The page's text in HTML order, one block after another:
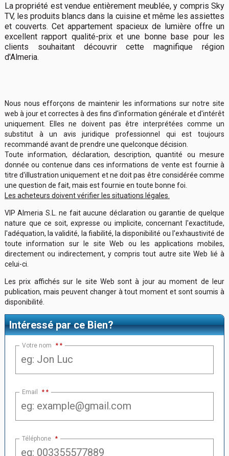
La propriété est vendue entièrement meublée, y compris Sky
TV, les produits blancs dans la cuisine et même les assiettes
et couverts. Cet appartement spacieux de lumière offre un
excellent rapport qualité-prix et une bonne base pour les
clients souhaitant découvrir cette magnifique région
d'Almeria.
Nous nous efforçons de maintenir les informations sur notre site
web à jour et correctes à des fins d'information générale et d'intérêt
uniquement. Elles ne doivent pas être interprétées comme un
substitut à un avis juridique professionnel qui est toujours
recommandé avant de prendre une quelconque décision.
Toute information, déclaration, description, quantité ou mesure
donnée ou contenue dans ces informations de vente est fournie à
titre d'illustration uniquement et ne doit pas être considérée comme
une question de fait, mais est fournie en toute bonne foi.
Les acheteurs doivent vérifier les situations légales.
VIP Almeria S.L. ne fait aucune déclaration ou garantie de quelque
nature que ce soit, expresse ou implicite, concernant l'exactitude,
l'adéquation, la validité, la fiabilité, la disponibilité ou l'exhaustivité de
toute information sur le site Web ou les applications mobiles,
directement ou indirectement, y compris tout autre site Web lié à
celui-ci.
Les prix affichés sur le site Web sont à jour au moment de leur
publication, mais peuvent changer à tout moment et sont soumis à
disponibilité.
Intéressé par ce Bien?
Votre nom *
Email *
Téléphone *